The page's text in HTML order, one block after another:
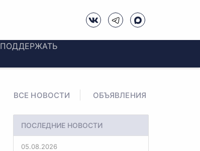
ПОДДЕРЖАТЬ
ВСЕ НОВОСТИ ОБЪЯВЛЕНИЯ
ПОСЛЕДНИЕ НОВОСТИ
05.08.2026